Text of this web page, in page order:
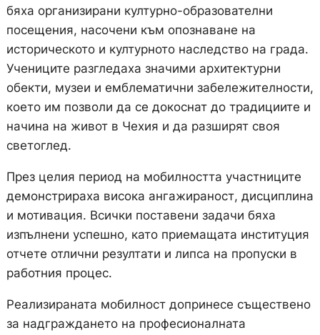
бяха организирани културно-образователни
посещения, насочени към опознаване на
историческото и културното наследство на града.
Учениците разгледаха значими архитектурни
обекти, музеи и емблематични забележителности,
което им позволи да се докоснат до традициите и
начина на живот в Чехия и да разширят своя
светоглед.
През целия период на мобилността участниците
демонстрираха висока ангажираност, дисциплина
и мотивация. Всички поставени задачи бяха
изпълнени успешно, като приемащата институция
отчете отлични резултати и липса на пропуски в
работния процес.
Реализираната мобилност допринесе съществено
за надграждането на професионалната